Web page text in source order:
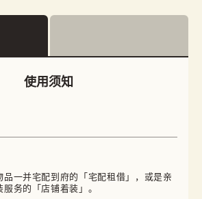
使用须知
品一并宅配到府的「宅配租借」，或是亲
务的「店铺着装」。